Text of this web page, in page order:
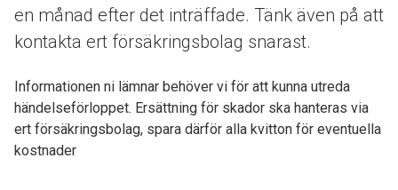
en månad efter det inträffade. Tänk även på att
kontakta ert försäkringsbolag snarast.
Informationen ni lämnar behöver vi för att kunna utreda
händelseförloppet. Ersättning för skador ska hanteras via
ert försäkringsbolag, spara därför alla kvitton för eventuella
kostnader